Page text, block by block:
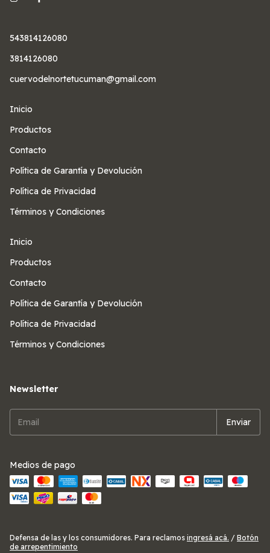
543814126080
3814126080
cuervodelnortetucuman@gmail.com
Inicio
Productos
Contacto
Política de Garantía y Devolución
Política de Privacidad
Términos y Condiciones
Inicio
Productos
Contacto
Política de Garantía y Devolución
Política de Privacidad
Términos y Condiciones
Newsletter
Medios de pago
Defensa de las y los consumidores. Para reclamos ingresá acá. / Botón
de arrepentimiento